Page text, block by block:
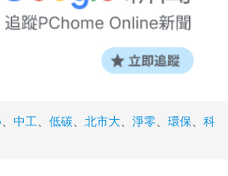
中工 低碳 北市大 淨零 環保
科